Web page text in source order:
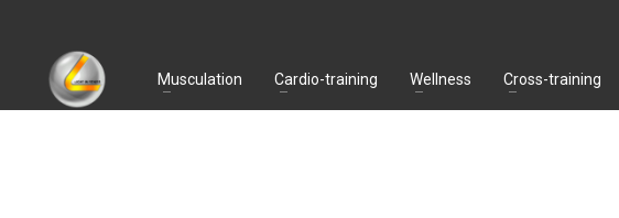
Musculation Cardio-training Wellness Cross-training